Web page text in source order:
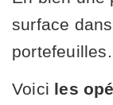
surface
portefeuilles...
Voici les